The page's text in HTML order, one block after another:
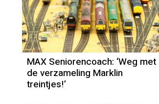
MAX Seniorencoach: ‘Weg met
de verzameling Marklin
treintjes!’